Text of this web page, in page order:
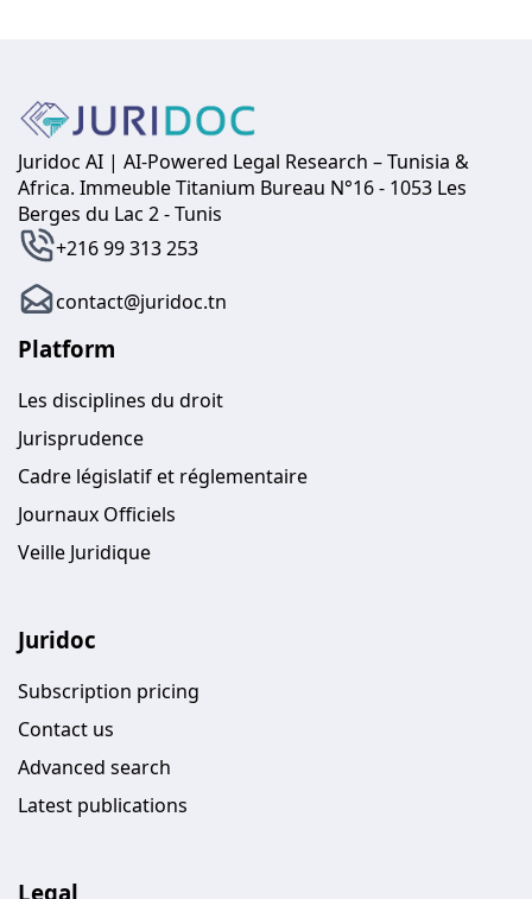
Juridoc AI | AI-Powered Legal Research – Tunisia &
Africa. Immeuble Titanium Bureau N°16 - 1053 Les
Berges du Lac 2 - Tunis
+216 99 313 253
contact@juridoc.tn
Platform
Les disciplines du droit
Jurisprudence
Cadre législatif et réglementaire
Journaux Officiels
Veille Juridique
Juridoc
Subscription pricing
Contact us
Advanced search
Latest publications
Legal